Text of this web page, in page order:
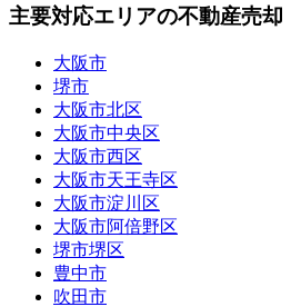
主要対応エリアの不動産売却
大阪市
堺市
大阪市北区
大阪市中央区
大阪市西区
大阪市天王寺区
大阪市淀川区
大阪市阿倍野区
堺市堺区
豊中市
吹田市